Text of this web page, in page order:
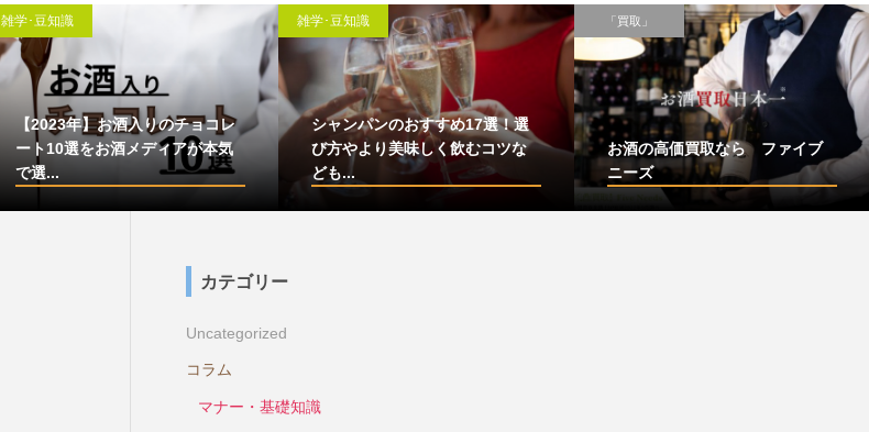
雑学･豆知識
【2023年】お酒入りのチョコレ
ート10選をお酒メディアが本気
で選...
雑学･豆知識
シャンパンのおすすめ17選！選
び方やより美味しく飲むコツな
ども...
「買取」
お酒の高価買取なら ファイブ
ニーズ
カテゴリー
Uncategorized
コラム
マナー・基礎知識